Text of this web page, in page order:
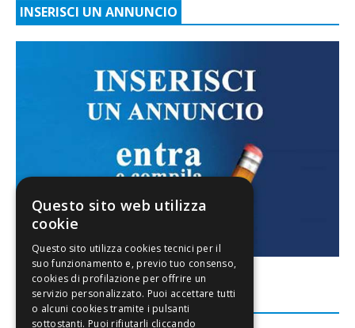
INSERISCI UN ANNUNCIO
FACEBOOK
Questo sito web utilizza
cookie